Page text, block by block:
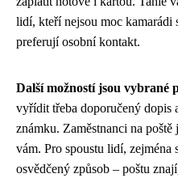
lidí, kteří nejsou moc kamarádi
preferují osobní kontakt.
Další možností jsou vybrané
vyřídit třeba doporučený dopis
známku. Zaměstnanci na
vám. Pro spoustu lidí, zejména
osvědčený způsob – poštu